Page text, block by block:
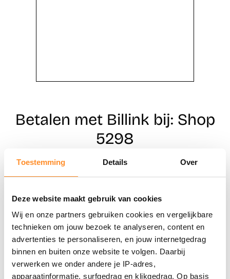
Toestemming Details Over
Deze website maakt gebruik van cookies
Wij en onze partners gebruiken cookies en vergelijkbare
technieken om jouw bezoek te analyseren, content en
advertenties te personaliseren, en jouw internetgedrag
binnen en buiten onze website te volgen. Daarbij
verwerken we onder andere je IP-adres,
apparaatinformatie, surfgedrag en klikgedrag. Op basis
Betalen met Billink bij: Shop
5298
Naar winkels